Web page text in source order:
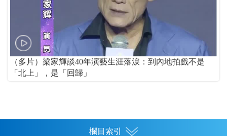
（多片）梁家輝談40年演藝生涯落淚：到內地拍戲不是
「北上」，是「回歸」
欄目索引